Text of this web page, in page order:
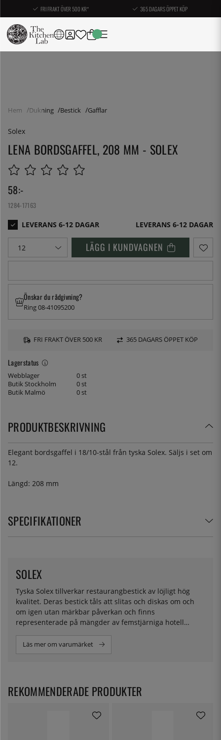
FRI FRAKT ÖVER 500 KR* 365 DAGARS ÖPPET KÖP
Hem Dukning Bestick Gafflar
Solex
LENA BORDSGAFFEL, 208 MM - SOLEX
58:-
1284-17163
LEVERANS 6-12 DAGAR
LÄGG I KUNDVAGNEN
Lagerstatus
Webblager
0 st
Butik Stockholm
0 st
Butik Malmö
0 st
Önskar du rådgivning?
Ring 08-41095200
FRI FRAKT ÖVER 500 KR 365 DAGARS ÖPPET KÖP
PRODUKTBESKRIVNING
Elegant bordsgaffel i 18/10-stål från tyska Solex. Säljs i set om
12.
Längd: 208 mm
SPECIFIKATIONER
Tyska Solex tillverkar restaurangbestick av löjligt hög
kvalitet. Deras bestick tåls att slitas och diskas om och
om igen utan märkbar påverkan och finns
representerade på mängder av femstjärniga hotell
SOLEX
Läs mer om varumärket
REKOMMENDERADE PRODUKTER